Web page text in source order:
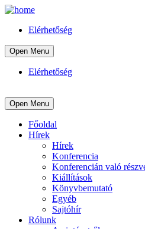
Elérhetőség
Open Menu
Elérhetőség
Open Menu
Főoldal
Hírek
Hírek
Konferencia
Konferencián való
Kiállítások
Könyvbemutató
Egyéb
Sajtóhír
Rólunk